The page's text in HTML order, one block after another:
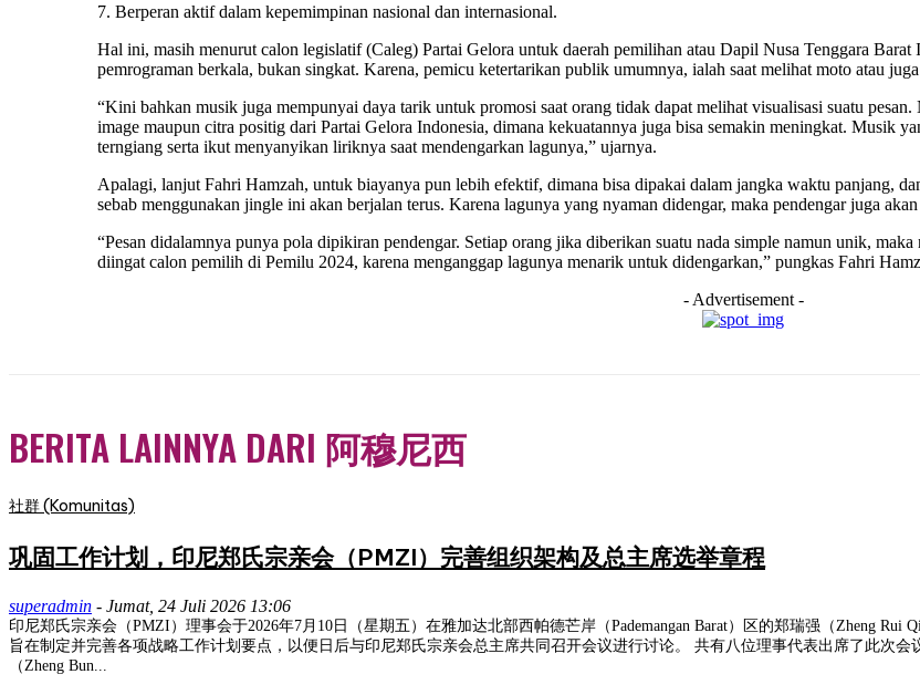
7. Berperan aktif dalam kepemimpinan nasional dan internasional.
Hal ini, masih menurut calon legislatif (Caleg) Partai Gelora untuk daerah pemilihan atau Dapil Nusa Tenggara
pemrograman berkala, bukan singkat. Karena, pemicu ketertarikan publik umumnya, ialah saat melihat moto atau
“Kini bahkan musik juga mempunyai daya tarik untuk promosi saat orang tidak dapat melihat visualisasi suatu
image maupun citra positig dari Partai Gelora Indonesia, dimana kekuatannya juga bisa semakin meningkat. Musik
terngiang serta ikut menyanyikan liriknya saat mendengarkan lagunya,” ujarnya.
Apalagi, lanjut Fahri Hamzah, untuk biayanya pun lebih efektif, dimana bisa dipakai dalam jangka waktu panjang,
sebab menggunakan jingle ini akan berjalan terus. Karena lagunya yang nyaman didengar, maka pendengar juga
“Pesan didalamnya punya pola dipikiran pendengar. Setiap orang jika diberikan suatu nada simple namun unik,
diingat calon pemilih di Pemilu 2024, karena menganggap lagunya menarik untuk didengarkan,” pungkas Fahri
- Advertisement -
BERITA LAINNYA DARI 阿穆尼西
社群 (Komunitas)
巩固工作计划，印尼郑氏宗亲会（PMZI）完善组织架构及总主席选举章程
superadmin - Jumat, 24 Juli 2026 13:06
印尼郑氏宗亲会（PMZI）理事会于2026年7月10日（星期五）在雅加达北部西帕德芒岸（Pademangan Barat）区的郑瑞强（Zheng Rui
旨在制定并完善各项战略工作计划要点，以便日后与印尼郑氏宗亲会总主席共同召开会议进行讨论。 共有八位理事代表出席了此次会
（Zheng Bun...